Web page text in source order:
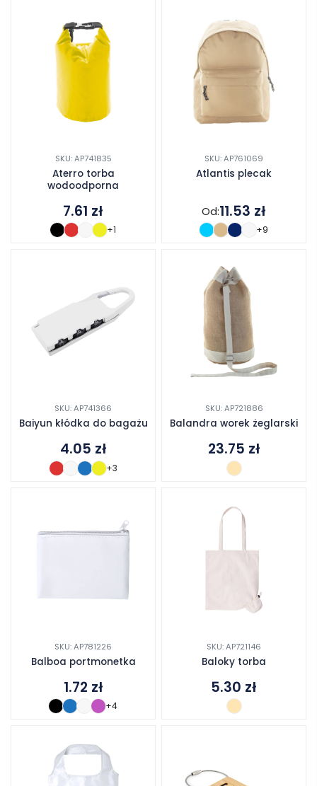
SKU: AP741835
Aterro torba
wodoodporna
7.61 zł
+1
SKU: AP761069
Atlantis plecak
Od:11.53 zł
+9
SKU: AP741366
Baiyun kłódka do bagażu
4.05 zł
+3
SKU: AP721886
Balandra worek żeglarski
23.75 zł
SKU: AP781226
Balboa portmonetka
1.72 zł
+4
SKU: AP721146
Baloky torba
5.30 zł